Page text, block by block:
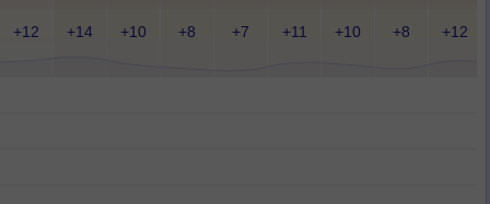
+12 +14 +10 +8 +7 +11 +10 +8 +12